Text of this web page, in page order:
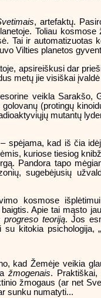
, artefaktų.
Toliau
Tai ir automatizuotas
Vilties planetos
apsireiškusi dar
metų jie visiškai
veikla Sarakšo,
(protingų
mutantų
spėjama, kad iš čia
kuriose tiesiog
Pandora tapo
sugebėjusių
kosmose
Apie tai mąsto
progreso teoriją. Jos
kitokia psichologija,
kad Žemėje veikia
žmogenais. Praktiškai,
žmogaus (ar net
sunku numatyti...